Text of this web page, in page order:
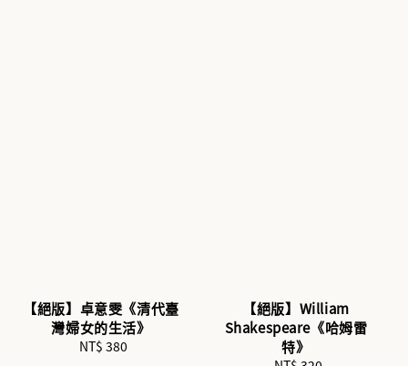
【絕版】卓意雯《清代臺
灣婦女的生活》
Regular
NT$ 380
【絕版】William
Shakespeare《哈姆雷
特》